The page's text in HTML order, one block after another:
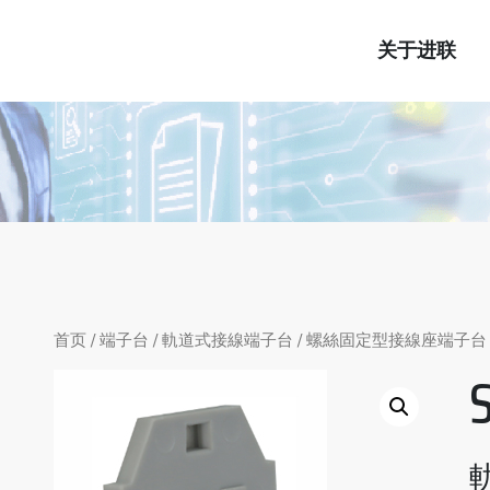
关于进联
首页 /端子台 /軌道式接線端子台 /螺絲固定型接線座端子台